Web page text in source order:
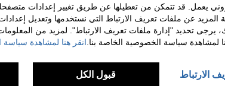
يعمل. قد تتمكن من تعطيلها عن طريق تغيير إعدادات
المزيد عن ملفات تعريف الارتباط التي نستخدمها وتعديل
يرجى تحديد "إدارة ملفات تعريف الارتباط". لمزيد من
لمشاهدة سياسة الخصوصية الخاصة بنا. انقر هنا لمشاهدة سياسة
الارتباط قبول الكل